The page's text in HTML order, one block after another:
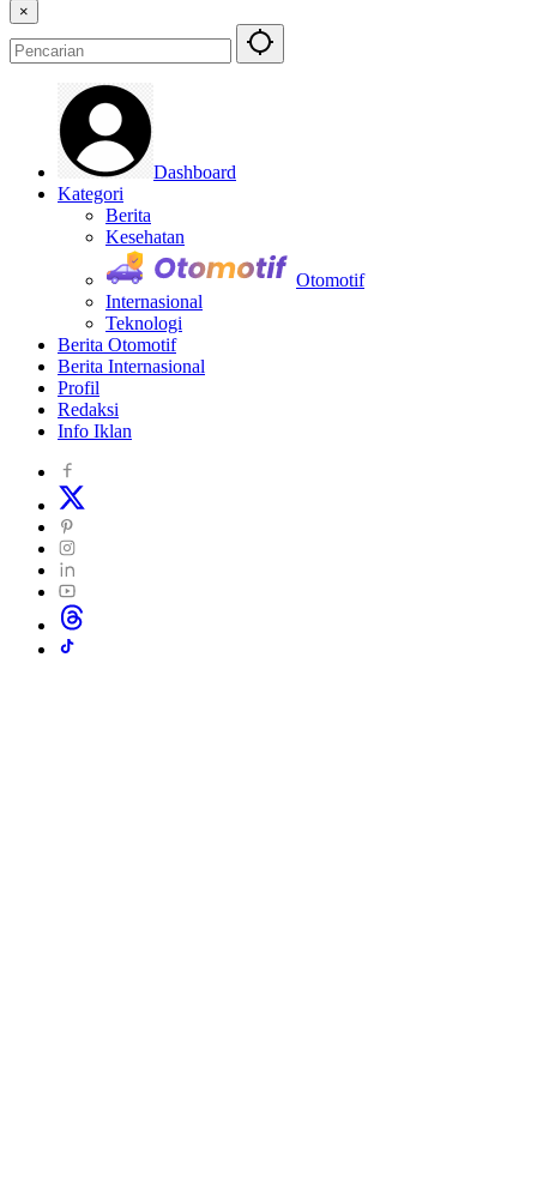
×
Dashboard
Kategori
Berita
Kesehatan
Otomotif
Internasional
Teknologi
Berita Otomotif
Berita Internasional
Profil
Redaksi
Info Iklan